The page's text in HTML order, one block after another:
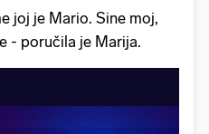
joj je Mario. Sine moj,
- poručila je Marija.